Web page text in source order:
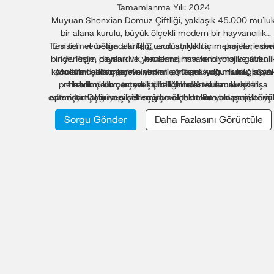
Tamamlanma Yılı: 2024
Muyuan Shenxian Domuz Çiftliği, yaklaşık 45.000
bir alana kurulu, büyük ölçekli modern bir hayvancılık
tesisidir ve bölgedeki 대표 endüstriyel tarım
biridir. Proje, dayanıklılık, havalandırma ve biyolojik
konularında katı gereksinimlerle yüksek yoğunluklu,
hacimli domuz yetiştiriciliğini desteklemek için
standartlaştırılmış çelik çerçeveli bir tarım binası sistemi
benimsemiştir.
Tüm temel üretim alanları, uzun açıklıklı iç mekanlar,
yerleşim planları ve yemleme, havalandırma ve atık
yönetimi sistemlerinin verimli entegrasyonunu sağlayan
prefabrik çelik çerçeveli çiftlik binaları kullanılarak inşa
edilmiştir. Çelik yapı sistemi, bu ölçekteki tarım projeleri
kritik öneme sahip olan mükemmel yük taşıma
performansı, korozyon direnci ve hızlı yerinde montaj
Modüler çelik çerçeve yapım yöntemi kullanılarak, proje
hızlı kurulum, tutarlı kalite kontrolü ve uzun vadeli
operasyonel güvenilirlik sağlamaktadır. Bu yaklaşım,
ölçekli hayvancılıkta çelik çerçeve tarım binalarının
avantajlarını vurgulayarak, modern tarım altyapısı için
Sorgu Gönder Daha Fazlasını Görüntüle